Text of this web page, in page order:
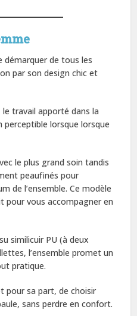
démarquer de tous les
par son design chic et
travail apporté dans la
lorsque lorsque
le plus grand soin tandis
peaufinés pour
de l’ensemble. Ce modèle
pour vous accompagner en
similicuir PU (à deux
l’ensemble promet un
pratique.
pour sa part, de choisir
sans perdre en confort.